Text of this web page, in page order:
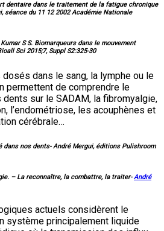
dentaire dans le traitement de la fatigue chronique
séance du 11 12 2002 Académie Nationale
S S. Biomarqueurs dans le mouvement
Sci 2015;7, Suppl S2:325-30
dans le sang, la lymphe ou le
permettent de comprendre le
dents sur le SADAM, la fibromyalgie,
l’endométriose, les acouphènes et
cérébrale…
dans nos dents- André Mergui, éditions Pulishroom
– La reconnaître, la combattre, la traiter-André
actuels considèrent le
système principalement liquide